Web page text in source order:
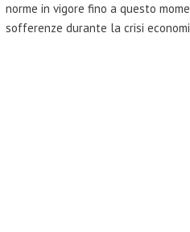
norme in vigore fino a questo
sofferenze durante la crisi